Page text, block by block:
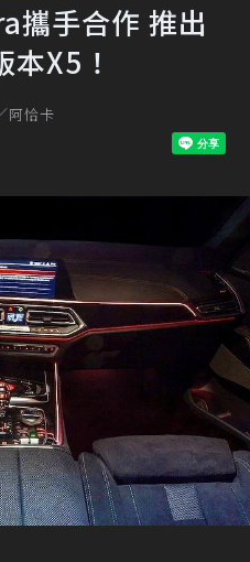
攜手合作 推出
X5！
阿恰卡